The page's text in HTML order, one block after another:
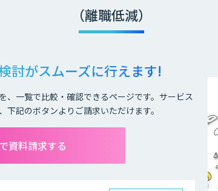
（離職低減）
討がスムーズに行えます!
、一覧で比較・確認できるページです。サービス
記のボタンよりご請求いただけます。
資料請求する